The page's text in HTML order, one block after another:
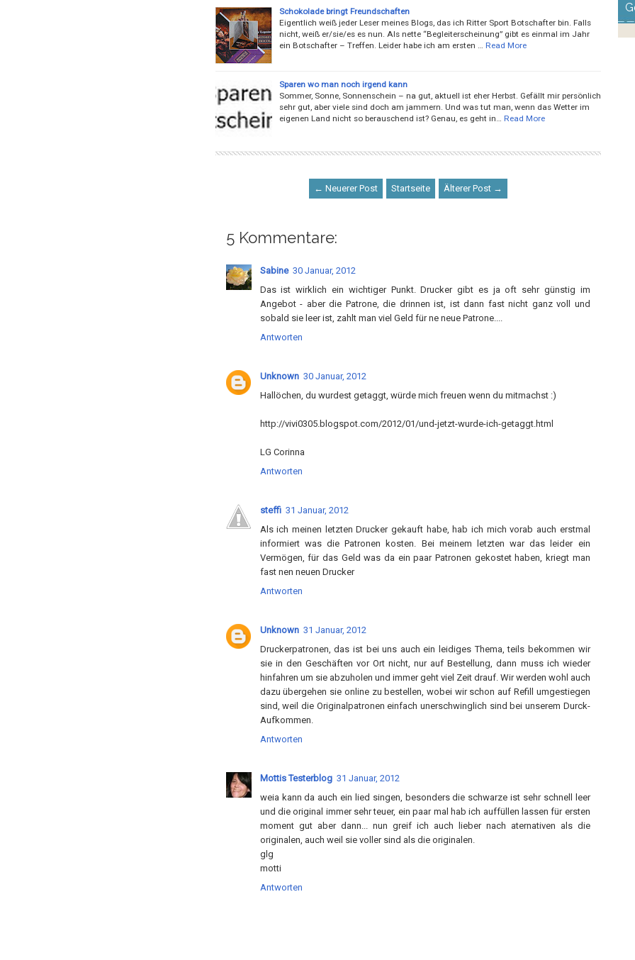
Schokolade bringt Freundschaften
Eigentlich weiß jeder Leser meines Blogs, das ich Ritter Sport Botschafter bin. Falls
nicht, weiß er/sie/es es nun. Als nette “Begleiterscheinung” gibt es einmal im Jahr
ein Botschafter – Treffen. Leider habe ich am ersten …
Read More
Sparen wo man noch irgend kann
Sommer, Sonne, Sonnenschein – na gut, aktuell ist eher Herbst. Gefällt mir persönlich
sehr gut, aber viele sind doch am jammern. Und was tut man, wenn das Wetter im
eigenen Land nicht so berauschend ist? Genau, es geht in…
Read More
← Neuerer Post Startseite Älterer Post →
5 Kommentare:
Sabine 30 Januar, 2012
Das ist wirklich ein wichtiger Punkt. Drucker gibt es ja oft sehr günstig im
Angebot - aber die Patrone, die drinnen ist, ist dann fast nicht ganz voll und
sobald sie leer ist, zahlt man viel Geld für ne neue Patrone....
Antworten
Unknown 30 Januar, 2012
Hallöchen, du wurdest getaggt, würde mich freuen wenn du mitmachst :)
http://vivi0305.blogspot.com/2012/01/und-jetzt-wurde-ich-getaggt.html
LG Corinna
Antworten
steffi 31 Januar, 2012
Als ich meinen letzten Drucker gekauft habe, hab ich mich vorab auch erstmal
informiert was die Patronen kosten. Bei meinem letzten war das leider ein
Vermögen, für das Geld was da ein paar Patronen gekostet haben, kriegt man
fast nen neuen Drucker
Antworten
Unknown 31 Januar, 2012
Druckerpatronen, das ist bei uns auch ein leidiges Thema, teils bekommen wir
sie in den Geschäften vor Ort nicht, nur auf Bestellung, dann muss ich wieder
hinfahren um sie abzuholen und immer geht viel Zeit drauf. Wir werden wohl auch
dazu übergehen sie online zu bestellen, wobei wir schon auf Refill umgestiegen
sind, weil die Originalpatronen einfach unerschwinglich sind bei unserem Durck-
Aufkommen.
Antworten
Mottis Testerblog 31 Januar, 2012
weia kann da auch ein lied singen, besonders die schwarze ist sehr schnell leer
und die original immer sehr teuer, ein paar mal hab ich auffüllen lassen für ersten
moment gut aber dann... nun greif ich auch lieber nach aternativen als die
originalen, auch weil sie voller sind als die originalen.
glg
motti
Antworten